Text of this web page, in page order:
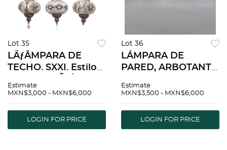
Lot 35
LÃƒÂMPARA DE
TECHO. SXXI. Estilo
Elaborada en metal,
sintÃƒÂ©tico. Para 3
luces.
Estimate
MXN$3,000 - MXN$6,000
LOGIN FOR PRICE
Lot 36
LÁMPARA DE
PARED, ARBOTANTE,
CANDELERO, JUEGO
MOÑO
DECORATIVO.
Estimate
MXN$3,500 - MXN$6,000
LOGIN FOR PRICE